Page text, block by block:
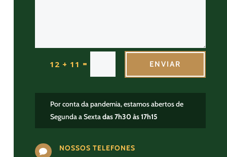
12 + 11 = ENVIAR
Por conta da pandemia, estamos abertos de
Segunda a Sextadas 7h30 às 17h15
 NOSSOS TELEFONES